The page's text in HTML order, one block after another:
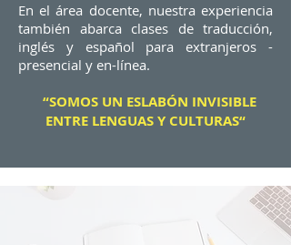
En el área docente, nuestra experiencia
también abarca clases de traducción,
inglés y español para extranjeros -
presencial y en-línea.
“SOMOS UN ESLABÓN INVISIBLE
ENTRE LENGUAS Y CULTURAS“